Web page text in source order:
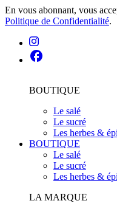
En vous abonnant, vous
Politique de Confidentialité.
BOUTIQUE
Le salé
Le sucré
Les herbes &
BOUTIQUE
Le salé
Le sucré
Les herbes &
LA MARQUE